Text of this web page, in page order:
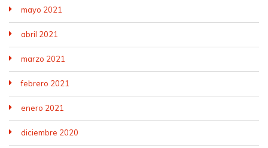
mayo 2021
abril 2021
marzo 2021
febrero 2021
enero 2021
diciembre 2020